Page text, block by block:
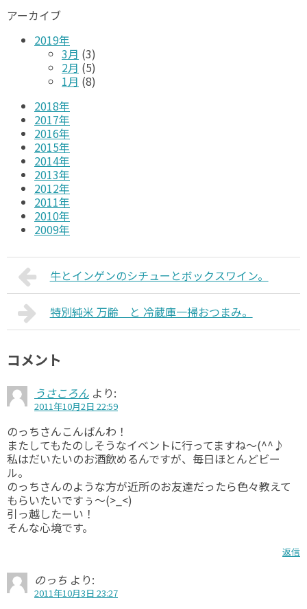
アーカイブ
2019年
3月 (3)
2月 (5)
1月 (8)
2018年
2017年
2016年
2015年
2014年
2013年
2012年
2011年
2010年
2009年
牛とインゲンのシチューとボックスワイン。
特別純米 万齢 と 冷蔵庫一掃おつまみ。
コメント
うさころん より:
2011年10月2日 22:59
のっちさんこんばんわ！
またしてもたのしそうなイベントに行ってますね～(^^♪
私はだいたいのお酒飲めるんですが、毎日ほとんどビー
ル。
のっちさんのような方が近所のお友達だったら色々教えて
もらいたいですぅ～(>_<)
引っ越したーい！
そんな心境です。
返信
のっち より:
2011年10月3日 23:27